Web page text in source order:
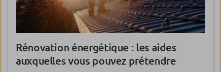
Rénovation énergétique : les aides
auxquelles vous pouvez prétendre